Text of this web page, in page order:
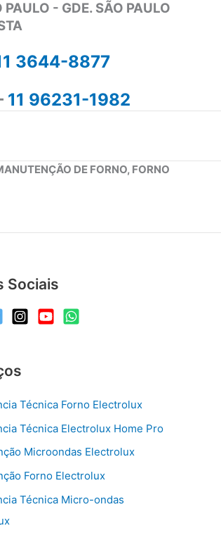
- GDE. SÃO PAULO
3644-8877
11 96231-1982
DE FORNO, FORNO
Sociais
Técnica Forno Electrolux
Técnica Electrolux Home Pro
Microondas Electrolux
Forno Electrolux
Técnica Micro-ondas